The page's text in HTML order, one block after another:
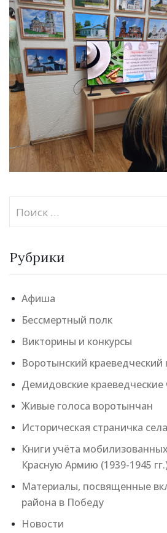
Рубрики
Афиша
Бессмертный полк
Викторины и конкурсы
Воротынский краеведческий
Демидовские краеведческие
Живые голоса воротынчан
Историческая страничка
Книги учёта
Красную Армию (1939-1945
Материалы, посвященные
района в Победу
Новости